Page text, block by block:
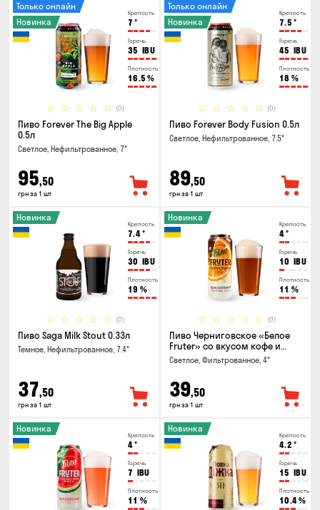
Крепость
7 °
Горечь
35 IBU
Плотность
16.5 %
(0)
Только онлайн
Новинка
Пиво Forever The Big Apple
0.5л
Светлое, Нефильтрованное, 7°
95,50
грн за 1 шт
Крепость
7.5 °
Горечь
45 IBU
Плотность
18 %
(0)
Только онлайн
Новинка
Пиво Forever Body Fusion 0.5л
Светлое, Нефильтрованное, 7.5°
89,50
грн за 1 шт
Крепость
7.4°
Горечь
30 IBU
Плотность
19 %
(0)
Новинка
Пиво Saga Milk Stout 0.33л
Темное, Нефильтрованное, 7.4°
37,50
грн за 1 шт
Крепость
4°
Горечь
10 IBU
Плотность
11 %
(0)
Новинка
Пиво Черниговское «Белое
Fruter» со вкусом кофе и
апельсина 0.5 л
Светлое, Фильтрованное, 4°
39,50
грн за 1 шт
Крепость
4°
Горечь
7 IBU
Плотность
11 %
Новинка
Крепость
4.2 °
Горечь
15 IBU
Плотность
10.4%
Новинка